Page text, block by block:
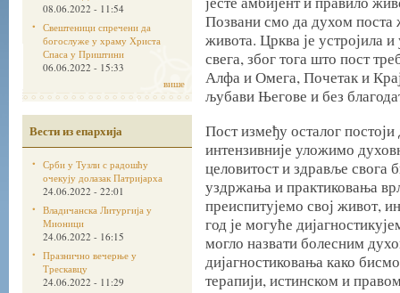
08.06.2022 - 11:54
Свештеници спречени да
богослуже у храму Христа
Спаса у Приштини
06.06.2022 - 15:33
више
Вести из епархија
Срби у Тузли с радошћу
очекују долазак Патријарха
24.06.2022 - 22:01
Владичанска Литургија у
Мионици
24.06.2022 - 16:15
Празнично вечерње у
Трескавцу
24.06.2022 - 11:29
Позвани смо да духом поста
живота. Црква је устројила
свега, због тога што пост
Алфа и Омега, Почетак и
љубави Његове и без
Пост између осталог
интензивније уложимо
целовитост и здравље свога
уздржања и практиковања
преиспитујемо свој живот,
год је могуће
могло назвати болесним
дијагностиковања како
терапији, истинском и